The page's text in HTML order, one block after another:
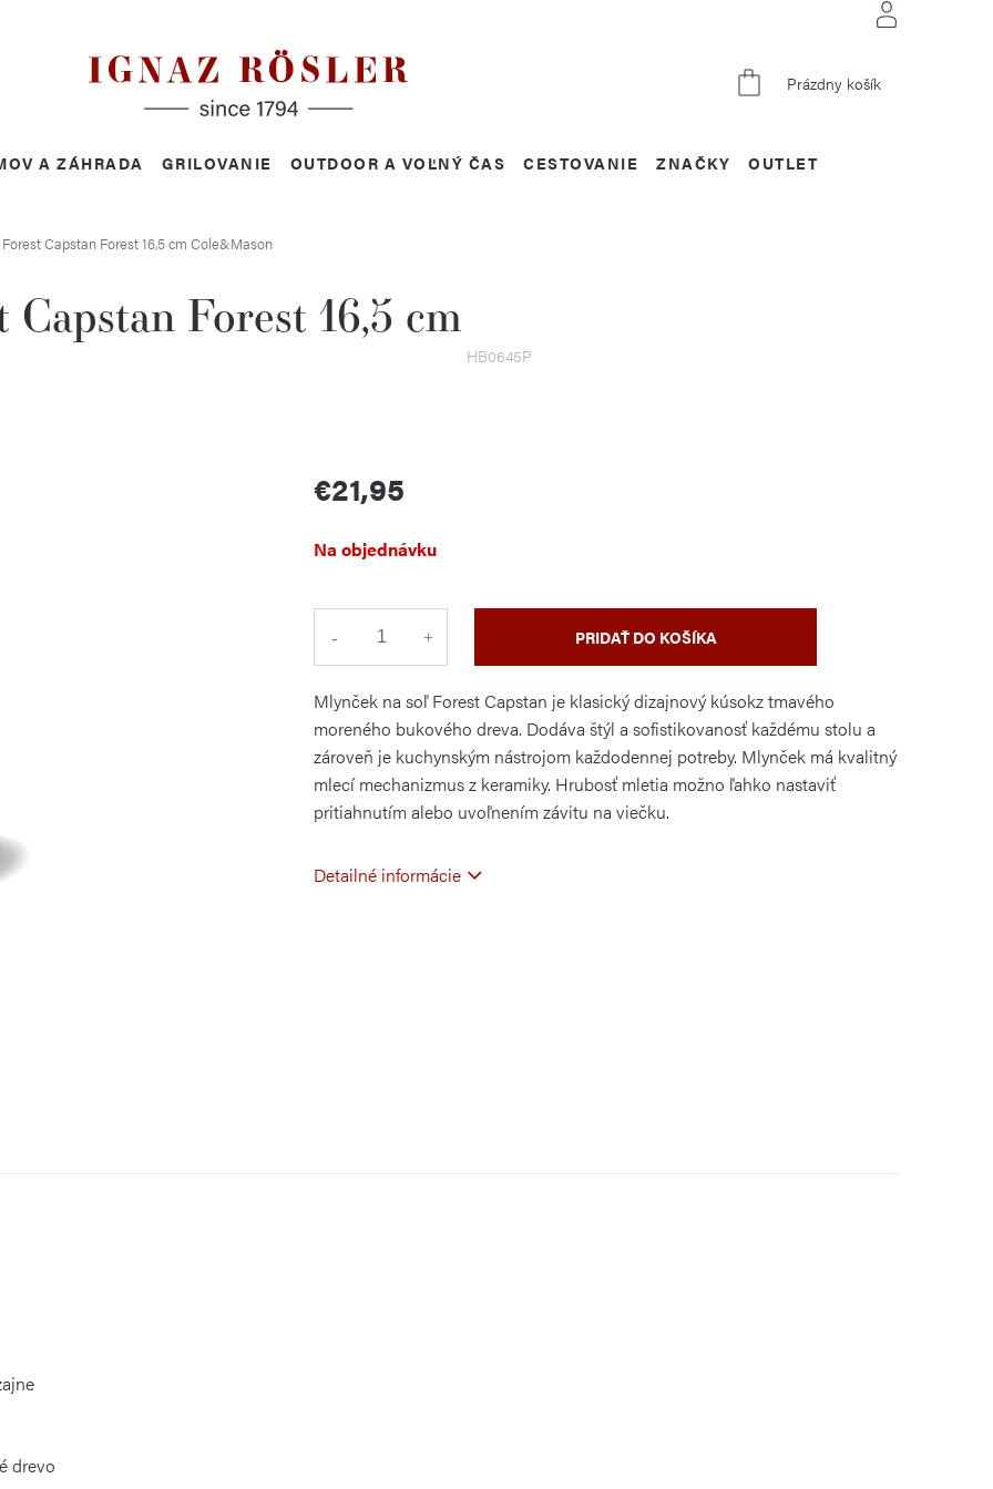
NÁKUPNÝ
Prázdny košík
A ZÁHRADA GRILOVANIE OUTDOOR A VOĽNÝ ČAS CESTOVANIE OUTLET
ZNAČKY
Capstan Forest 16,5 cm Cole&Mason
Forest 16,5 cm
HB0645P
€21,95
cena:
Na objednávku
PRIDAŤ DO KOŠÍKA
Mlynček na soľ Forest Capstan je klasický dizajnový kúsokz tmavého
moreného bukového dreva. Dodáva štýl a sofistikovanosť každému stolu a
zároveň je kuchynským nástrojom každodennej potreby. Mlynček má kvalitný
mlecí mechanizmus z keramiky. Hrubosť mletia možno ľahko nastaviť
pritiahnutím alebo uvoľnením závitu na viečku.
Detailné informácie
drevo